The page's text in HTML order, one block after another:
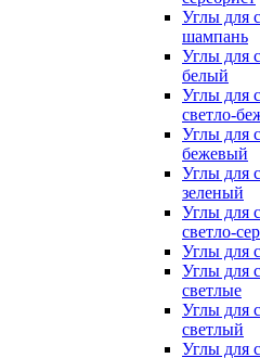
Углы для
шампань
Углы для
белый
Углы для
светло-
Углы для
бежевый
Углы для
зеленый
Углы для
светло-
Углы для
Углы для
светлые
Углы для
светлый
Углы для